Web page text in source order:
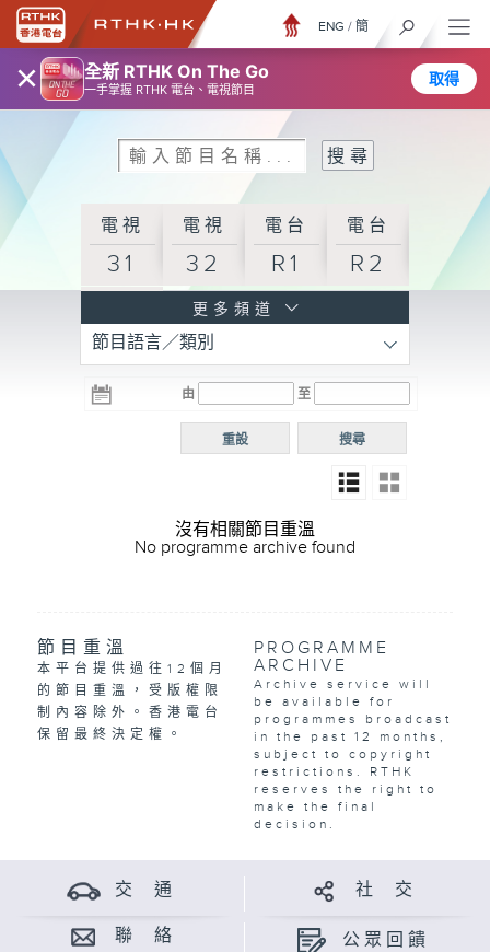
× 全新 RTHK On The Go
一手掌握 RTHK 電台、電視節目
取得
ENG / 簡
電視
31
電視
32
電台
R1
電台
R2
R3
電台 電台
R5
電台
普通
更多頻道
節目語言／類別
由 至
搜尋
重設
沒有相關節目重溫
No programme archive found
節目重溫
本平台提供過往12個月
的節目重溫，受版權限
制內容除外。香港電台
保留最終決定權。
PROGRAMME
ARCHIVE
Archive service will
be available for
programmes broadcast
in the past 12 months,
subject to copyright
restrictions. RTHK
reserves the right to
make the final
decision.
交 通 社 交
聯 絡 公眾回饋